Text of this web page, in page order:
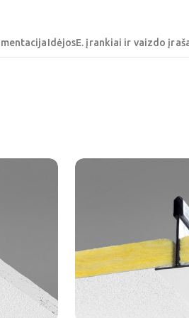
IdėjosE. įrankiai ir vaizdo